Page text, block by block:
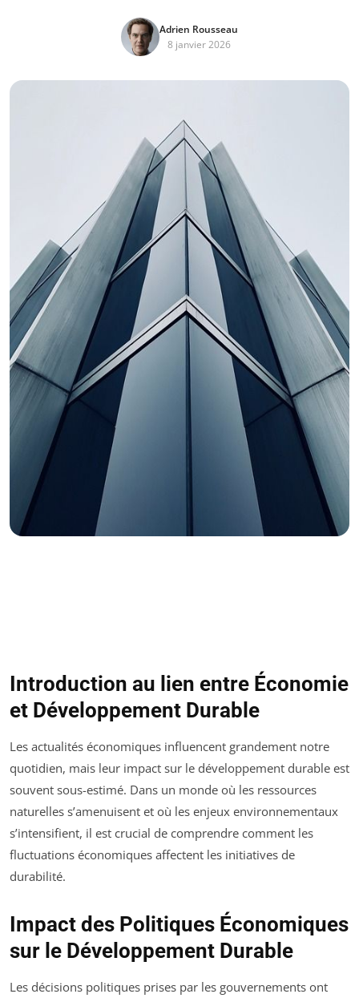
Adrien Rousseau
8 janvier 2026
Introduction au lien entre Économie
et Développement Durable
Les actualités économiques influencent grandement notre
quotidien, mais leur impact sur le développement durable est
souvent sous-estimé. Dans un monde où les ressources
naturelles s’amenuisent et où les enjeux environnementaux
s’intensifient, il est crucial de comprendre comment les
fluctuations économiques affectent les initiatives de
durabilité.
Impact des Politiques Économiques
sur le Développement Durable
Les décisions politiques prises par les gouvernements ont